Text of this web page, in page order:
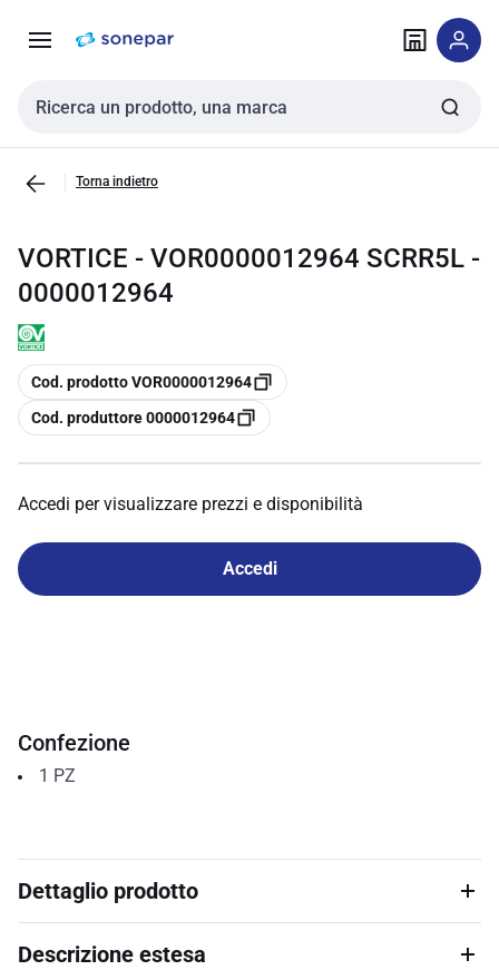
navigazione alla
Cerca input
Torna indietro
VORTICE - VOR0000012964 SCRR5L -
0000012964
copia
Cod. prodotto VOR0000012964
copia
Cod. produttore 0000012964
Accedi per visualizzare prezzi e disponibilità
Accedi
Confezione
1 PZ
Dettaglio prodotto
Descrizione estesa